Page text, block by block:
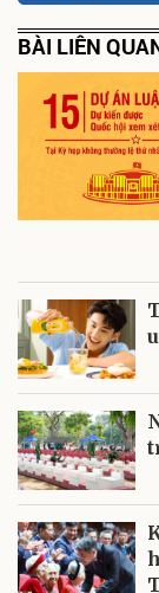
BÀI LIÊN